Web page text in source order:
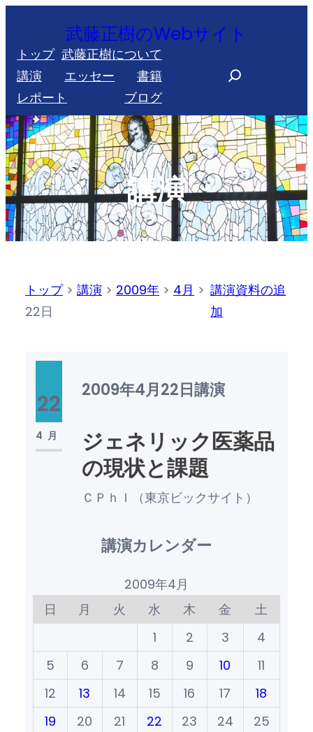
を
ス
キ
ッ
プ
武藤正樹のWebサイト
トップ 武藤正樹について
講演
エッセー
書籍
レポート
ブログ
r
c
h
講演
トップ> 講演 > 2009年 > 4月 >
22日
講演資料の追
加
22
4月
2009年4月22日講演
ジェネリック医薬品
の現状と課題
ＣＰｈＩ（東京ビックサイト）
講演カレンダー
2009年4月
日
月 火 水 木 金
土
1
2 3
4
5
6 7 8 9 10
11
12
13 14 15 16 17
18
19
20 21 22 23 24
25